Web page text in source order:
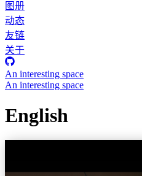
图册
动态
友链
关于
An interesting space
An interesting space
English